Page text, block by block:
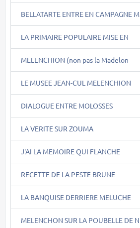
BELLATARTE ENTRE EN CAMPAGNE M
LA PRIMAIRE POPULAIRE MISE EN
MELENCHION (non pas la Madelon
LE MUSEE JEAN-CUL MELENCHION
DIALOGUE ENTRE MOLOSSES
LA VERITE SUR ZOUMA
J'AI LA MEMOIRE QUI FLANCHE
RECETTE DE LA PESTE BRUNE
LA BANQUISE DERRIERE MELUCHE
MELENCHON SUR LA POUBELLE DE N